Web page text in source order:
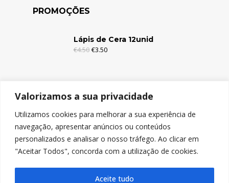
Valorizamos a sua privacidade
Utilizamos cookies para melhorar a sua experiência de
navegação, apresentar anúncios ou conteúdos
personalizados e analisar o nosso tráfego. Ao clicar em
"Aceitar Todos", concorda com a utilização de cookies.
Aceite tudo
PROMOÇÕES
Lápis de Cera 12unid
€4.50 €3.50
€2.95 €1.95
Lápis de Cor c/Borracha 12unid
€4.95 €3.95